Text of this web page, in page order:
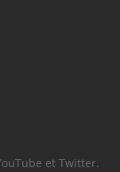
et Twitter.